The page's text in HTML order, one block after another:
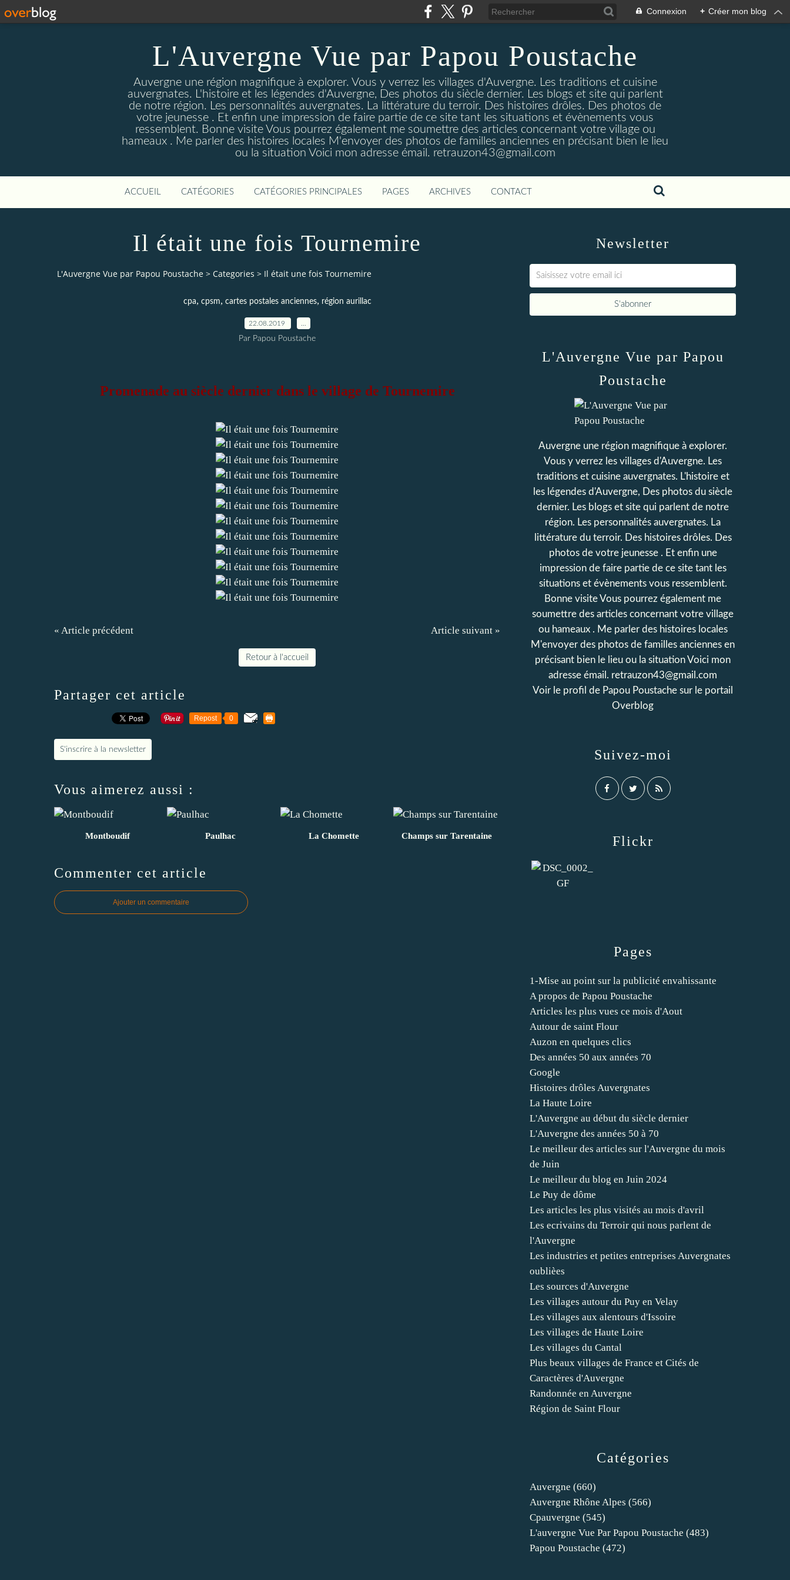
Connexion + Créer mon blog
L'Auvergne Vue par Papou Poustache
Auvergne une région magnifique à explorer. Vous y verrez les villages d'Auvergne. Les traditions et cuisine
auvergnates. L'histoire et les légendes d'Auvergne, Des photos du siècle dernier. Les blogs et site qui parlent
de notre région. Les personnalités auvergnates. La littérature du terroir. Des histoires drôles. Des photos de
votre jeunesse . Et enfin une impression de faire partie de ce site tant les situations et évènements vous
ressemblent. Bonne visite Vous pourrez également me soumettre des articles concernant votre village ou
hameaux . Me parler des histoires locales M'envoyer des photos de familles anciennes en précisant bien le lieu
ou la situation Voici mon adresse émail. retrauzon43@gmail.com
ACCUEIL CATÉGORIES CATÉGORIES PRINCIPALES PAGES ARCHIVES CONTACT
Il était une fois Tournemire
L'Auvergne Vue par Papou Poustache > Categories > Il était une fois Tournemire
cpa, cpsm, cartes postales anciennes, région aurillac
22.08.2019
Par Papou Poustache
Promenade au siècle dernier dans le village de Tournemire
« Article précédent Article suivant »
Retour à l'accueil
Partager cet article
Repost 0
S'inscrire à la newsletter
Vous aimerez aussi :
Montboudif Paulhac La Chomette Champs sur Tarentaine
Commenter cet article
Ajouter un commentaire
Newsletter
Catégories
Auvergne (660)
Auvergne Rhône Alpes (566)
Cpauvergne (545)
L'auvergne Vue Par Papou Poustache (483)
Papou Poustache (472)
Pages
1-Mise au point sur la publicité envahissante
A propos de Papou Poustache
Articles les plus vues ce mois d'Aout
Autour de saint Flour
Auzon en quelques clics
Des années 50 aux années 70
Google
Histoires drôles Auvergnates
La Haute Loire
L'Auvergne au début du siècle dernier
L'Auvergne des années 50 à 70
Le meilleur des articles sur l'Auvergne du mois
de Juin
Le meilleur du blog en Juin 2024
Le Puy de dôme
Les articles les plus visités au mois d'avril
Les ecrivains du Terroir qui nous parlent de
l'Auvergne
Les industries et petites entreprises Auvergnates
oublièes
Les sources d'Auvergne
Les villages autour du Puy en Velay
Les villages aux alentours d'Issoire
Les villages de Haute Loire
Les villages du Cantal
Plus beaux villages de France et Cités de
Caractères d'Auvergne
Randonnée en Auvergne
Région de Saint Flour
L'Auvergne Vue par Papou
Poustache
Auvergne une région magnifique à explorer.
Vous y verrez les villages d'Auvergne. Les
traditions et cuisine auvergnates. L'histoire et
les légendes d'Auvergne, Des photos du siècle
dernier. Les blogs et site qui parlent de notre
région. Les personnalités auvergnates. La
littérature du terroir. Des histoires drôles. Des
photos de votre jeunesse . Et enfin une
impression de faire partie de ce site tant les
situations et évènements vous ressemblent.
Bonne visite Vous pourrez également me
soumettre des articles concernant votre village
ou hameaux . Me parler des histoires locales
M'envoyer des photos de familles anciennes en
précisant bien le lieu ou la situation Voici mon
adresse émail. retrauzon43@gmail.com
Voir le profil de Papou Poustache sur le portail
Overblog
Suivez-moi
Flickr